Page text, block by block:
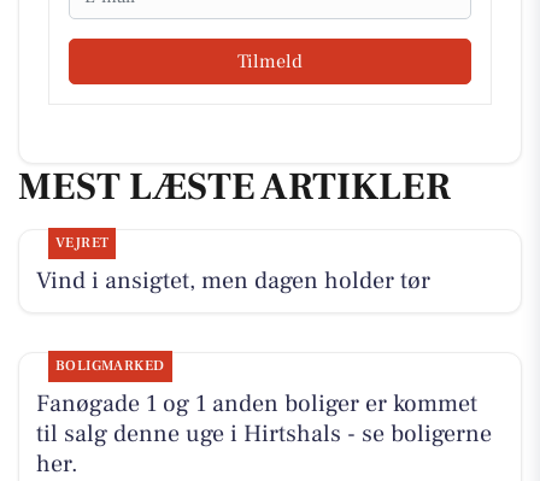
Tilmeld
MEST LÆSTE ARTIKLER
VEJRET
Vind i ansigtet, men dagen holder tør
BOLIGMARKED
Fanøgade 1 og 1 anden boliger er kommet
til salg denne uge i Hirtshals - se boligerne
her.